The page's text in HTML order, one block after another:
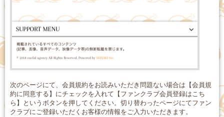
次のページにて、会員規約をお読みいただき問題ない場合は【会員規
約に同意する】にチェックを入れて【ファンクラブ会員登録はこち
ら】というボタンを押してください。切り替わったページにてファン
クラブにご登録いただくお客様の情報をご入力いただきます。